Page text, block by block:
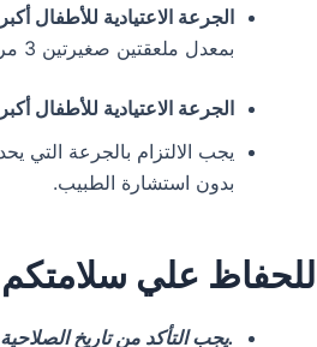
الجرعة الاعتيادية للأطفال أكبر من
بمعدل ملعقتين صغيرتين 3 مرات في اليوم
الجرعة الاعتيادية للأطفال أكبر من
يجب الالتزام بالجرعة التي
بدون استشارة الطبيب.
للحفاظ علي سلامتكم
يجب التأكد من تاريخ الصلاحية المكتوب خارج العبوة قبل استخدام الدواء.